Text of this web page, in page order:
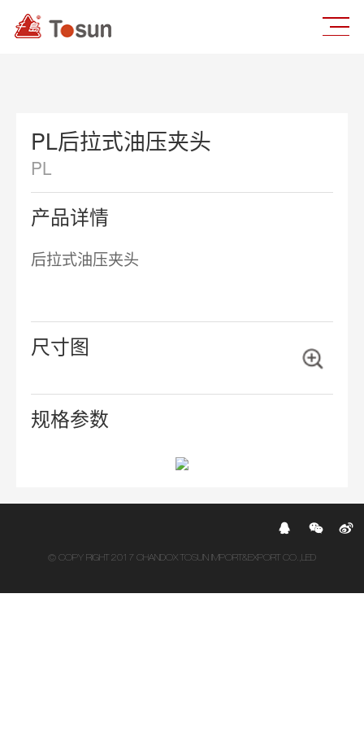
PL后拉式油压夹头
PL
产品详情
后拉式油压夹头
尺寸图
规格参数
© COPY RIGHT 2017 CHANDOX TOSUN IMPORT&EXPORT CO.,LED